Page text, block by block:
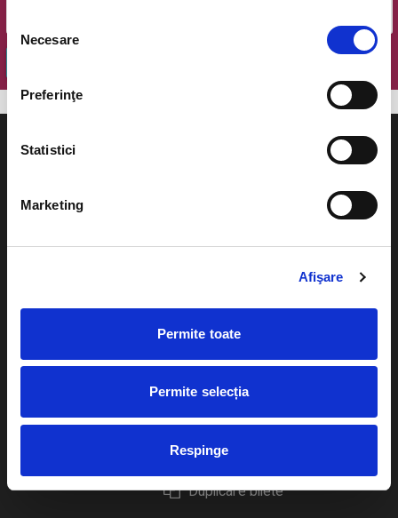
consimțământului
Necesare
Preferinţe
Statistici
Marketing
Afişare
Permite toate
Permite selecția
Respinge
Cum comand bilete?
Plata online sau cash
eBilet printat acasa
Livrare prin curier
Returnare bilete
Duplicare bilete
Evenimente
festivaluri
Pentru copii